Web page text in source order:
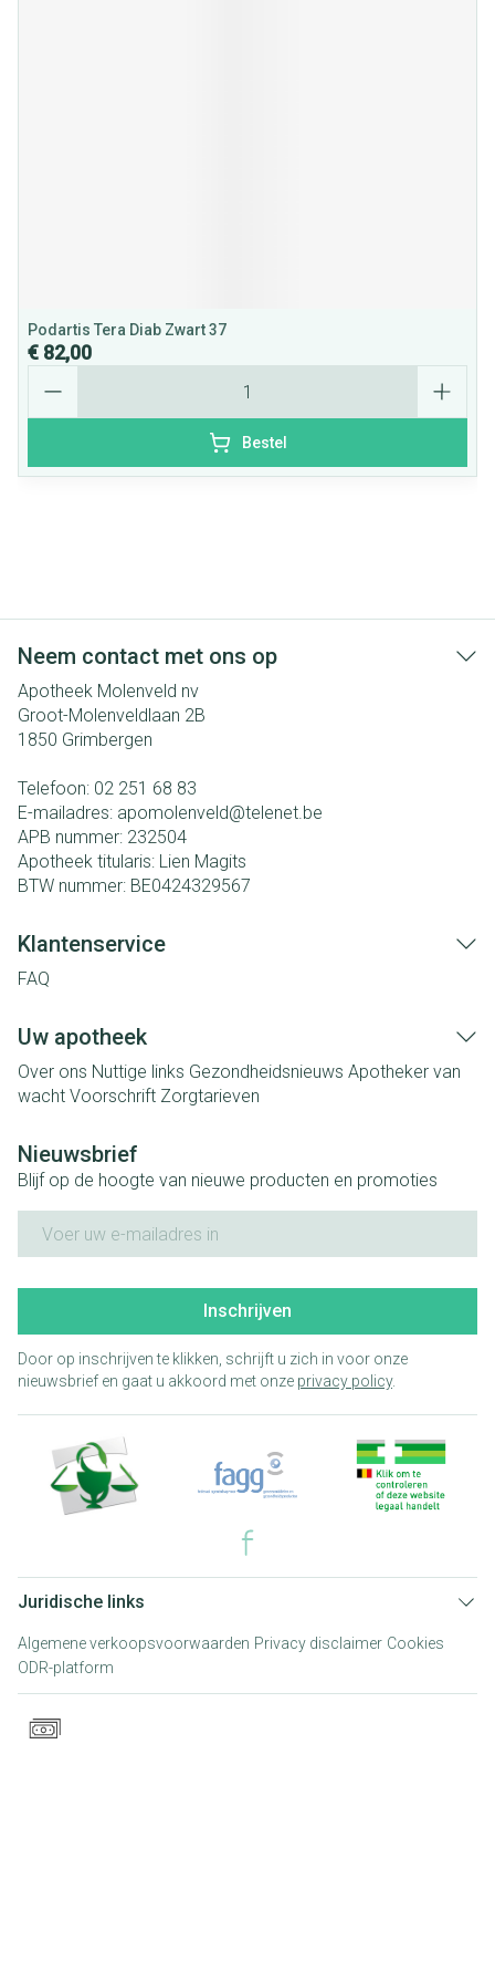
Podartis Tera Diab Zwart 37
€ 82,00
Bestel
Neem contact met ons op
Apotheek Molenveld nv
Groot-Molenveldlaan 2B
1850 Grimbergen
Telefoon: 02 251 68 83
E-mailadres: apomolenveld@telenet.be
APB nummer: 232504
Apotheek titularis: Lien Magits
BTW nummer: BE0424329567
Klantenservice
FAQ
Uw apotheek
Over ons Nuttige links Gezondheidsnieuws Apotheker van
wacht Voorschrift Zorgtarieven
Nieuwsbrief
Blijf op de hoogte van nieuwe producten en promoties
Inschrijven
Door op inschrijven te klikken, schrijft u zich in voor onze
nieuwsbrief en gaat u akkoord met onze privacy policy.
Juridische links
Algemene verkoopsvoorwaarden Privacy disclaimer Cookies
ODR-platform